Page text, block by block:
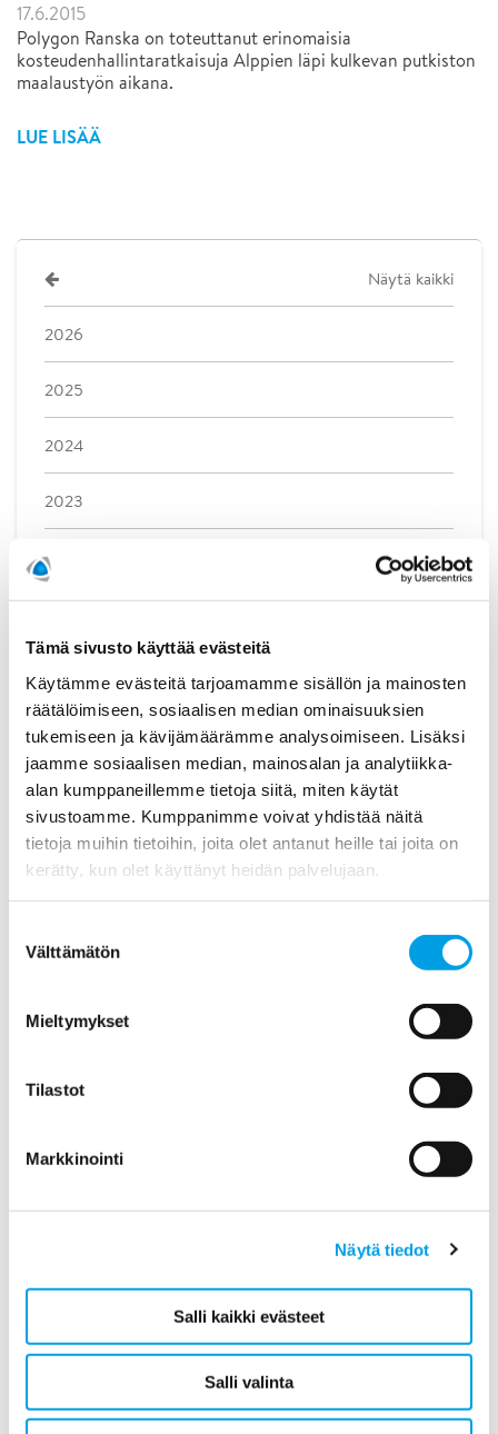
Tämä sivusto käyttää evästeitä
Käytämme evästeitä tarjoamamme sisällön ja mainosten
räätälöimiseen, sosiaalisen median ominaisuuksien
tukemiseen ja kävijämäärämme analysoimiseen. Lisäksi
jaamme sosiaalisen median, mainosalan ja analytiikka-
alan kumppaneillemme tietoja siitä, miten käytät
sivustoamme. Kumppanimme voivat yhdistää näitä
tietoja muihin tietoihin, joita olet antanut heille tai joita on
kerätty, kun olet käyttänyt heidän palvelujaan.
valinta
Välttämätön
Mieltymykset
Tilastot
Markkinointi
Näytä tiedot
Salli kaikki evästeet
Salli valinta
17.6.2015
Polygon Ranska on toteuttanut erinomaisia
kosteudenhallintaratkaisuja Alppien läpi kulkevan putkiston
maalaustyön aikana.
LUE LISÄÄ
Näytä kaikki
2026
2025
2024
2023
2022
2019
2018
2017
2015
2013
2012
Ota yhteyttä!